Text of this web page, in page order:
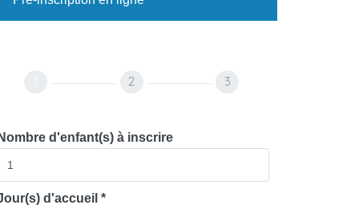
2 3
Nombre d'enfant(s) à inscrire
d'accueil *